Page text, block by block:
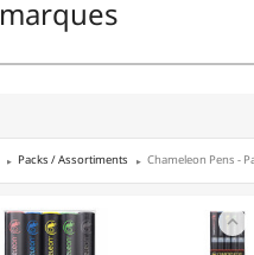
Packs / Assortiments Chameleon Pens -
